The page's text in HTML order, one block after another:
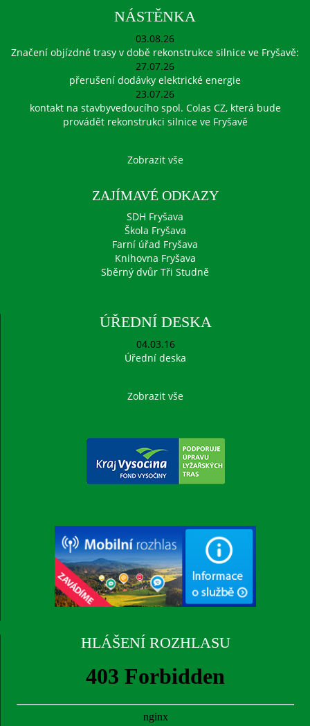
NÁSTĚNKA
03.08.26
Značení objízdné trasy v době rekonstrukce silnice ve Fryšavě:
27.07.26
přerušení dodávky elektrické energie
23.07.26
kontakt na stavbyvedoucího spol. Colas CZ, která bude
provádět rekonstrukci silnice ve Fryšavě
Zobrazit vše
ZAJÍMAVÉ ODKAZY
SDH Fryšava
Škola Fryšava
Farní úřad Fryšava
Knihovna Fryšava
Sběrný dvůr Tři Studně
ÚŘEDNÍ DESKA
04.03.16
Úřední deska
Zobrazit vše
HLÁŠENÍ ROZHLASU